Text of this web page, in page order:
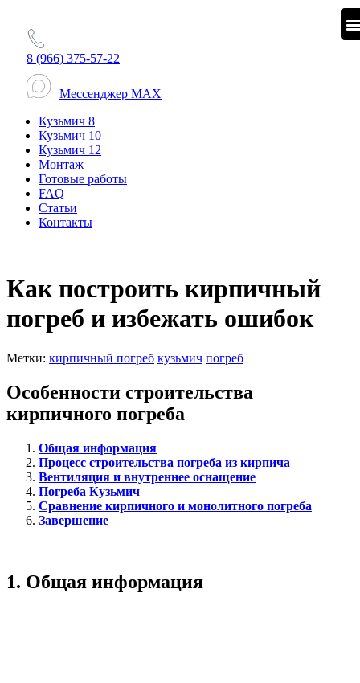
8 (966) 375-57-22
Мессенджер MAX
Кузьмич 8
Кузьмич 10
Кузьмич 12
Монтаж
Готовые работы
FAQ
Статьи
Контакты
Как построить кирпичный
погреб и избежать ошибок
Метки: кирпичный погреб кузьмич погреб
Особенности строительства
кирпичного погреба
Общая информация
Процесс строительства погреба из кирпича
Вентиляция и внутреннее оснащение
Погреба Кузьмич
Сравнение кирпичного и монолитного погреба
Завершение
1. Общая информация